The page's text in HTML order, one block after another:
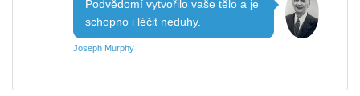
Podvědomí vytvořilo vaše tělo a je
schopno i léčit neduhy.
Joseph Murphy